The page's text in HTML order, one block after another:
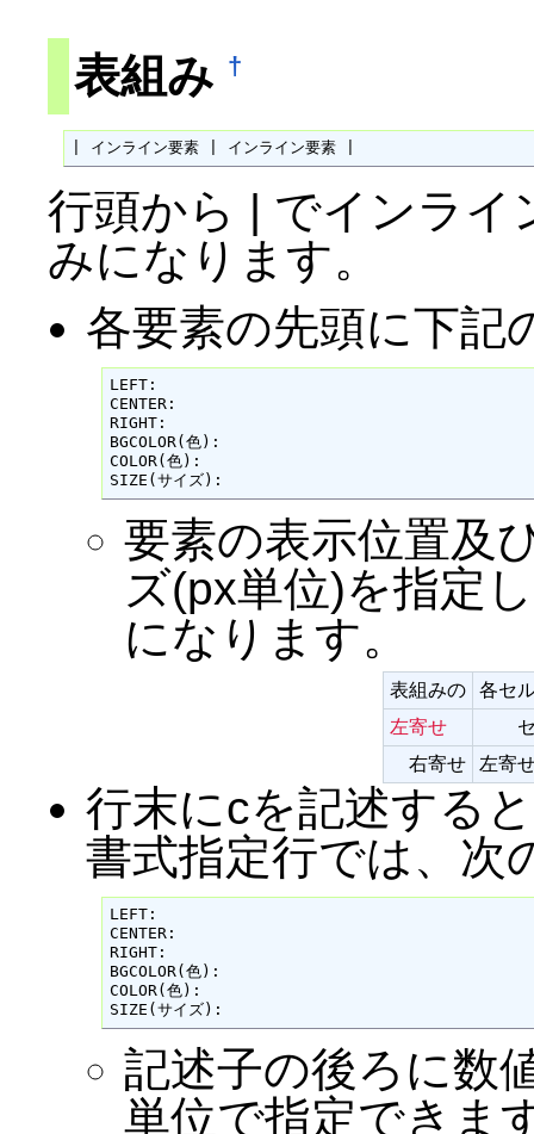
表組み †
| インライン要素 | インライン要素 |
行頭から | でインライ
みになります。
各要素の先頭に下記
LEFT:
CENTER:
RIGHT:
BGCOLOR(色):
COLOR(色):
SIZE(サイズ):
要素の表示位置及
ズ(px単位)を指定
になります。
表組みの
各セ
左寄せ
右寄せ
左寄
行末にcを記述する
書式指定行では、次
LEFT:
CENTER:
RIGHT:
BGCOLOR(色):
COLOR(色):
SIZE(サイズ):
記述子の後ろに数
単位で指定できま